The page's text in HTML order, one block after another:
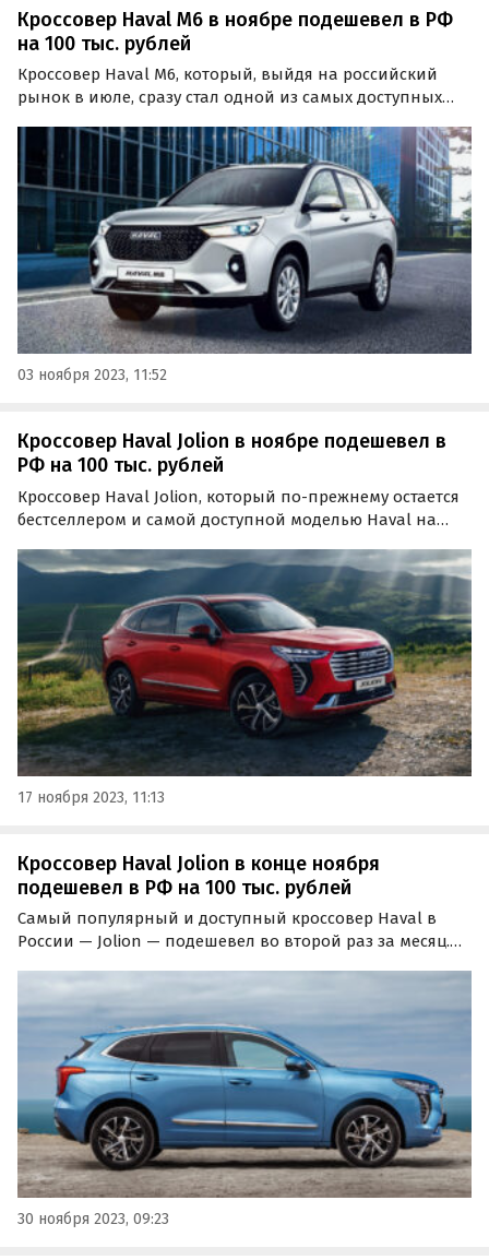
Кроссовер Haval M6 в ноябре подешевел в РФ
на 100 тыс. рублей
Кроссовер Haval M6, который, выйдя на российский
рынок в июле, сразу стал одной из самых доступных
начал давать на него «прямую выгоду» в 100 тыс.
рублей, сообщает портал «Автоновости дня» Согласно…
03 ноября 2023, 11:52
Кроссовер Haval Jolion в ноябре подешевел в
РФ на 100 тыс. рублей
Кроссовер Haval Jolion, который по-прежнему остается
бестселлером и самой доступной моделью Haval на
ноября он начал продаваться с прямой выгодой в 100
тысяч рублей, сообщает портал «Автоновости дня».
17 ноября 2023, 11:13
Кроссовер Haval Jolion в конце ноября
подешевел в РФ на 100 тыс. рублей
Самый популярный и доступный кроссовер Haval в
России — Jolion — подешевел во второй раз за месяц.
покупке с середины ноября, в некоторых
комплектациях увеличилась на 100 тысяч рублей,
сообщает портал…
30 ноября 2023, 09:23